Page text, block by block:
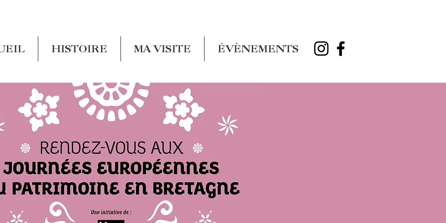
HISTOIRE MA VISITE ÉVÈNEMENTS